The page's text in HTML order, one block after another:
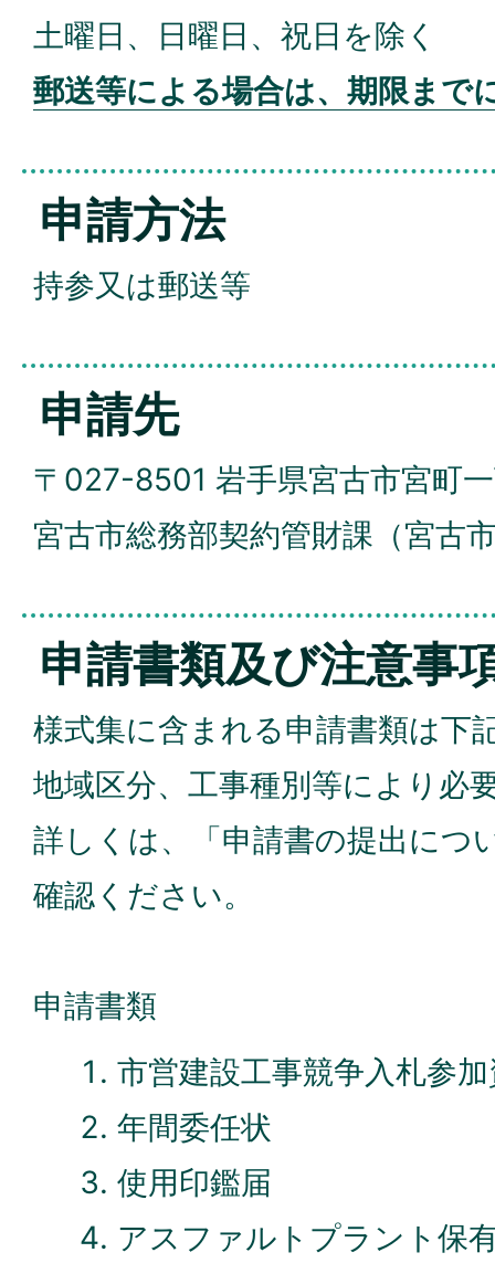
土曜日、日曜日、祝日を除く
郵送等による場合は、期限まで
申請方法
持参又は郵送等
申請先
〒027-8501 岩手県宮古市宮町
宮古市総務部契約管財課（宮古
申請書類及び注意事
様式集に含まれる申請書類は下
地域区分、工事種別等により必
詳しくは、「申請書の提出につ
確認ください。
申請書類
市営建設工事競争入札参
年間委任状
使用印鑑届
アスファルトプラント保